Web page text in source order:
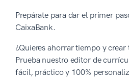
Prepárate para dar el primer
CaixaBank.
¿Quieres ahorrar tiempo y
Prueba nuestro editor de
fácil, práctico y 100%